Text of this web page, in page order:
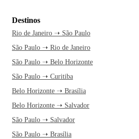
Destinos
Rio de Janeiro ➝ São Paulo
São Paulo ➝ Rio de Janeiro
São Paulo ➝ Belo Horizonte
São Paulo ➝ Curitiba
Belo Horizonte ➝ Brasília
Belo Horizonte ➝ Salvador
São Paulo ➝ Salvador
São Paulo ➝ Brasília